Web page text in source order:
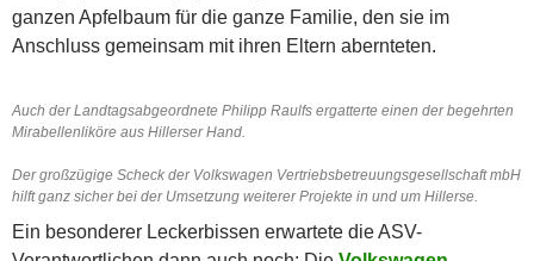
ganzen Apfelbaum für die ganze Familie, den sie im
Anschluss gemeinsam mit ihren Eltern abernteten.
Auch der Landtagsabgeordnete Philipp Raulfs ergatterte einen der begehrten
Mirabellenliköre aus Hillerser Hand.
Der großzügige Scheck der Volkswagen Vertriebsbetreuungsgesellschaft mbH
hilft ganz sicher bei der Umsetzung weiterer Projekte in und um Hillerse.
Ein besonderer Leckerbissen erwartete die ASV-